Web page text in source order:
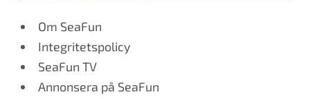
Om SeaFun
Integritetspolicy
SeaFun TV
Annonsera på SeaFun